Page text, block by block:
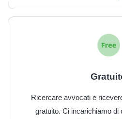
Ricercare avvocati e
gratuito. Ci incarichiamo di